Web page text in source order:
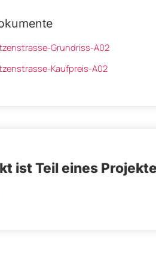
Grundriss-A02
Kaufpreis-A02
ist Teil eines